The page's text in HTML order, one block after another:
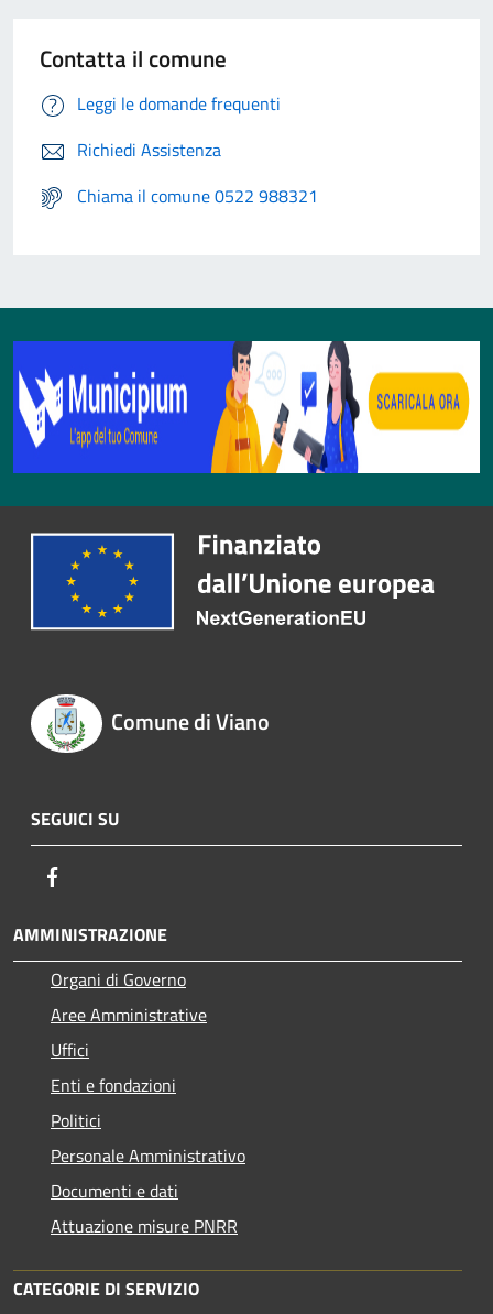
Contatta il comune
Leggi le domande frequenti
Richiedi Assistenza
Chiama il comune 0522 988321
Comune di Viano
SEGUICI SU
AMMINISTRAZIONE
Organi di Governo
Aree Amministrative
Uffici
Enti e fondazioni
Politici
Personale Amministrativo
Documenti e dati
Attuazione misure PNRR
CATEGORIE DI SERVIZIO